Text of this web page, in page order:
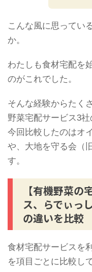
こんな風に思ってい
か。
わたしも食材宅配を
のがこれでした。
そんな経験からたく
野菜宅配サービス3社
今回比較したのはオ
や、大地を守る会（
す。
【有機野菜の
ス、らでぃっ
の違いを比較
食材宅配サービスを
を項目ごとに比較し